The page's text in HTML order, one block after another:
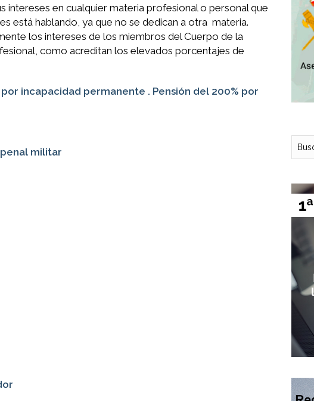
intereses en cualquier materia profesional o personal que
está hablando, ya que no se dedican a otra materia.
los intereses de los miembros del Cuerpo de la
como acreditan los elevados porcentajes de
incapacidad permanente . Pensión del 200% por
militar